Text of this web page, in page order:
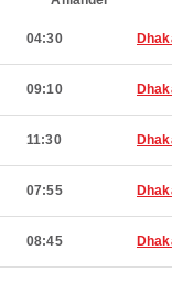
04:30
09:10
11:30
07:55
08:45